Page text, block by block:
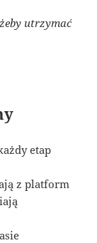
utrzymać
etap
z platform